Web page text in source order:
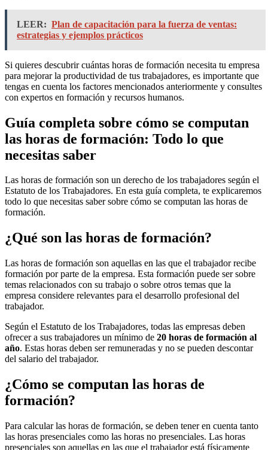
LEER: Plan de capacitación para la fuerza de ventas:
estrategias y ejemplos prácticos
Si quieres descubrir cuántas horas de formación necesita tu empresa
para mejorar la productividad de tus trabajadores, es importante que
tengas en cuenta los factores mencionados anteriormente y consultes
con expertos en formación y recursos humanos.
Guía completa sobre cómo se computan
las horas de formación: Todo lo que
necesitas saber
Las horas de formación son un derecho de los trabajadores según el
Estatuto de los Trabajadores. En esta guía completa, te explicaremos
todo lo que necesitas saber sobre cómo se computan las horas de
formación.
¿Qué son las horas de formación?
Las horas de formación son aquellas en las que el trabajador recibe
formación por parte de la empresa. Esta formación puede ser sobre
temas relacionados con su trabajo o sobre otros temas que la
empresa considere relevantes para el desarrollo profesional del
trabajador.
Según el Estatuto de los Trabajadores, todas las empresas deben
ofrecer a sus trabajadores un mínimo de 20 horas de formación al
año. Estas horas deben ser remuneradas y no se pueden descontar
del salario del trabajador.
¿Cómo se computan las horas de
formación?
Para calcular las horas de formación, se deben tener en cuenta tanto
las horas presenciales como las horas no presenciales. Las horas
presenciales son aquellas en las que el trabajador está físicamente